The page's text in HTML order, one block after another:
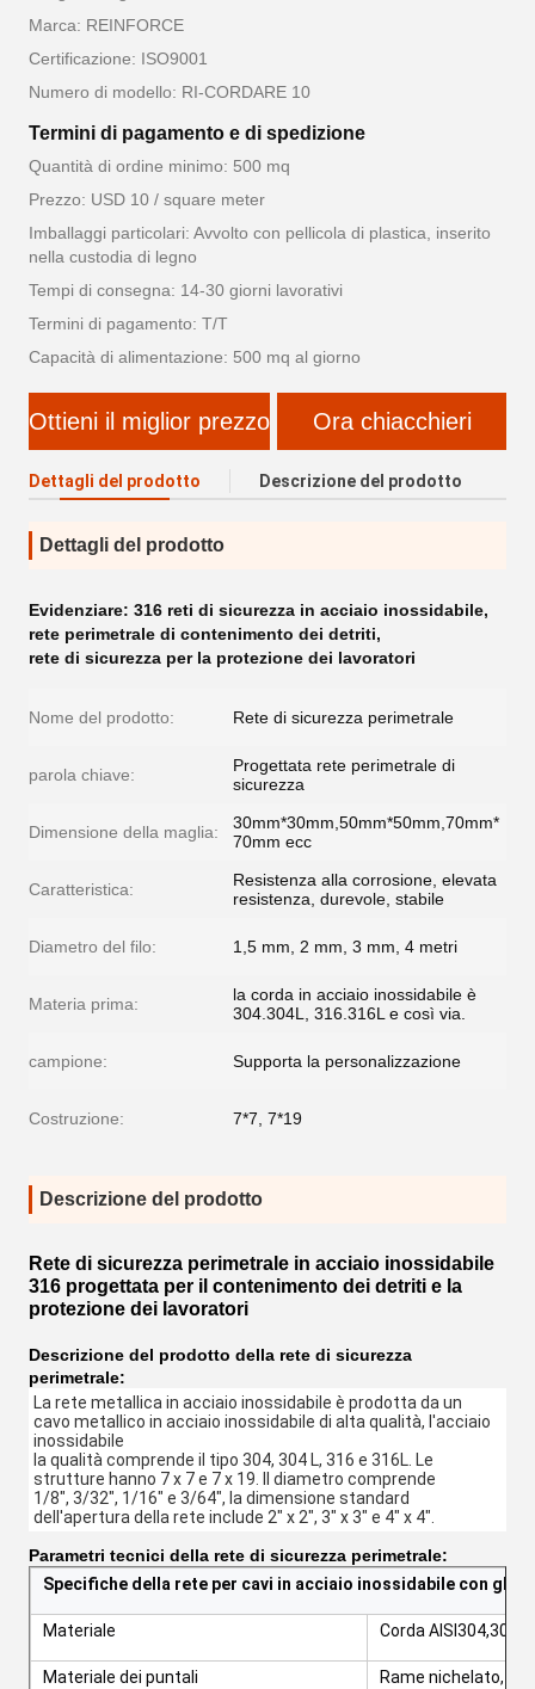
Marca: REINFORCE
Certificazione: ISO9001
Numero di modello: RI-CORDARE 10
Termini di pagamento e di spedizione
Quantità di ordine minimo: 500 mq
Prezzo: USD 10 / square meter
Imballaggi particolari: Avvolto con pellicola di plastica, inserito
nella custodia di legno
Tempi di consegna: 14-30 giorni lavorativi
Termini di pagamento: T/T
Capacità di alimentazione: 500 mq al giorno
Ottieni il miglior prezzo Ora chiacchieri
Dettagli del prodotto Descrizione del prodotto
Dettagli del prodotto
Evidenziare: 316 reti di sicurezza in acciaio inossidabile,
rete perimetrale di contenimento dei detriti,
rete di sicurezza per la protezione dei lavoratori
Nome del prodotto: Rete di sicurezza perimetrale
parola chiave:
Progettata rete perimetrale di
sicurezza
Dimensione della maglia:
30mm*30mm,50mm*50mm,70mm*
70mm ecc
Caratteristica:
Resistenza alla corrosione, elevata
resistenza, durevole, stabile
Diametro del filo: 1,5 mm, 2 mm, 3 mm, 4 metri
Materia prima:
la corda in acciaio inossidabile è
304.304L, 316.316L e così via.
campione: Supporta la personalizzazione
Costruzione: 7*7, 7*19
Descrizione del prodotto
Rete di sicurezza perimetrale in acciaio inossidabile
316 progettata per il contenimento dei detriti e la
protezione dei lavoratori
Descrizione del prodotto della rete di sicurezza
perimetrale:
La rete metallica in acciaio inossidabile è prodotta da un
cavo metallico in acciaio inossidabile di alta qualità, l'acciaio
inossidabile
la qualità comprende il tipo 304, 304 L, 316 e 316L. Le
strutture hanno 7 x 7 e 7 x 19. Il diametro comprende
1/8", 3/32", 1/16" e 3/64", la dimensione standard
dell'apertura della rete include 2" x 2", 3" x 3" e 4" x 4".
Parametri tecnici della rete di sicurezza perimetrale:
Specifiche della rete per cavi in ​​acciaio inossidabile con
Materiale Corda
Materiale dei puntali Rame nichelato,